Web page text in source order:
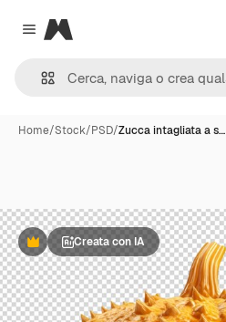
Close menu
Magnific
Home/Stock/PSD/Zucca intagliata a s…
PremiumCreata con IA